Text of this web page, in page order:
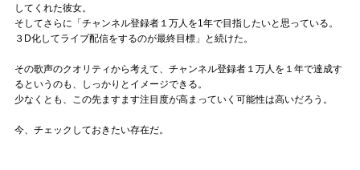
してくれた彼女。
そしてさらに「チャンネル登録者１万人を1年で目指したいと思っている。
３D化してライブ配信をするのが最終目標」と続けた。
その歌声のクオリティから考えて、チャンネル登録者１万人を１年で達成す
るというのも、しっかりとイメージできる。
少なくとも、この先ますます注目度が高まっていく可能性は高いだろう。
今、チェックしておきたい存在だ。